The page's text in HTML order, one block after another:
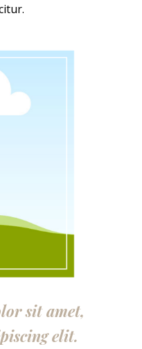
sit amet,
elit.